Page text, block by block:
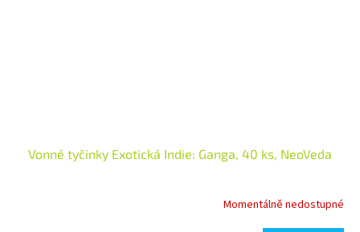
Vonné tyčinky Exotická Indie: Ganga, 40 ks, NeoVeda
Momentálně nedostupné